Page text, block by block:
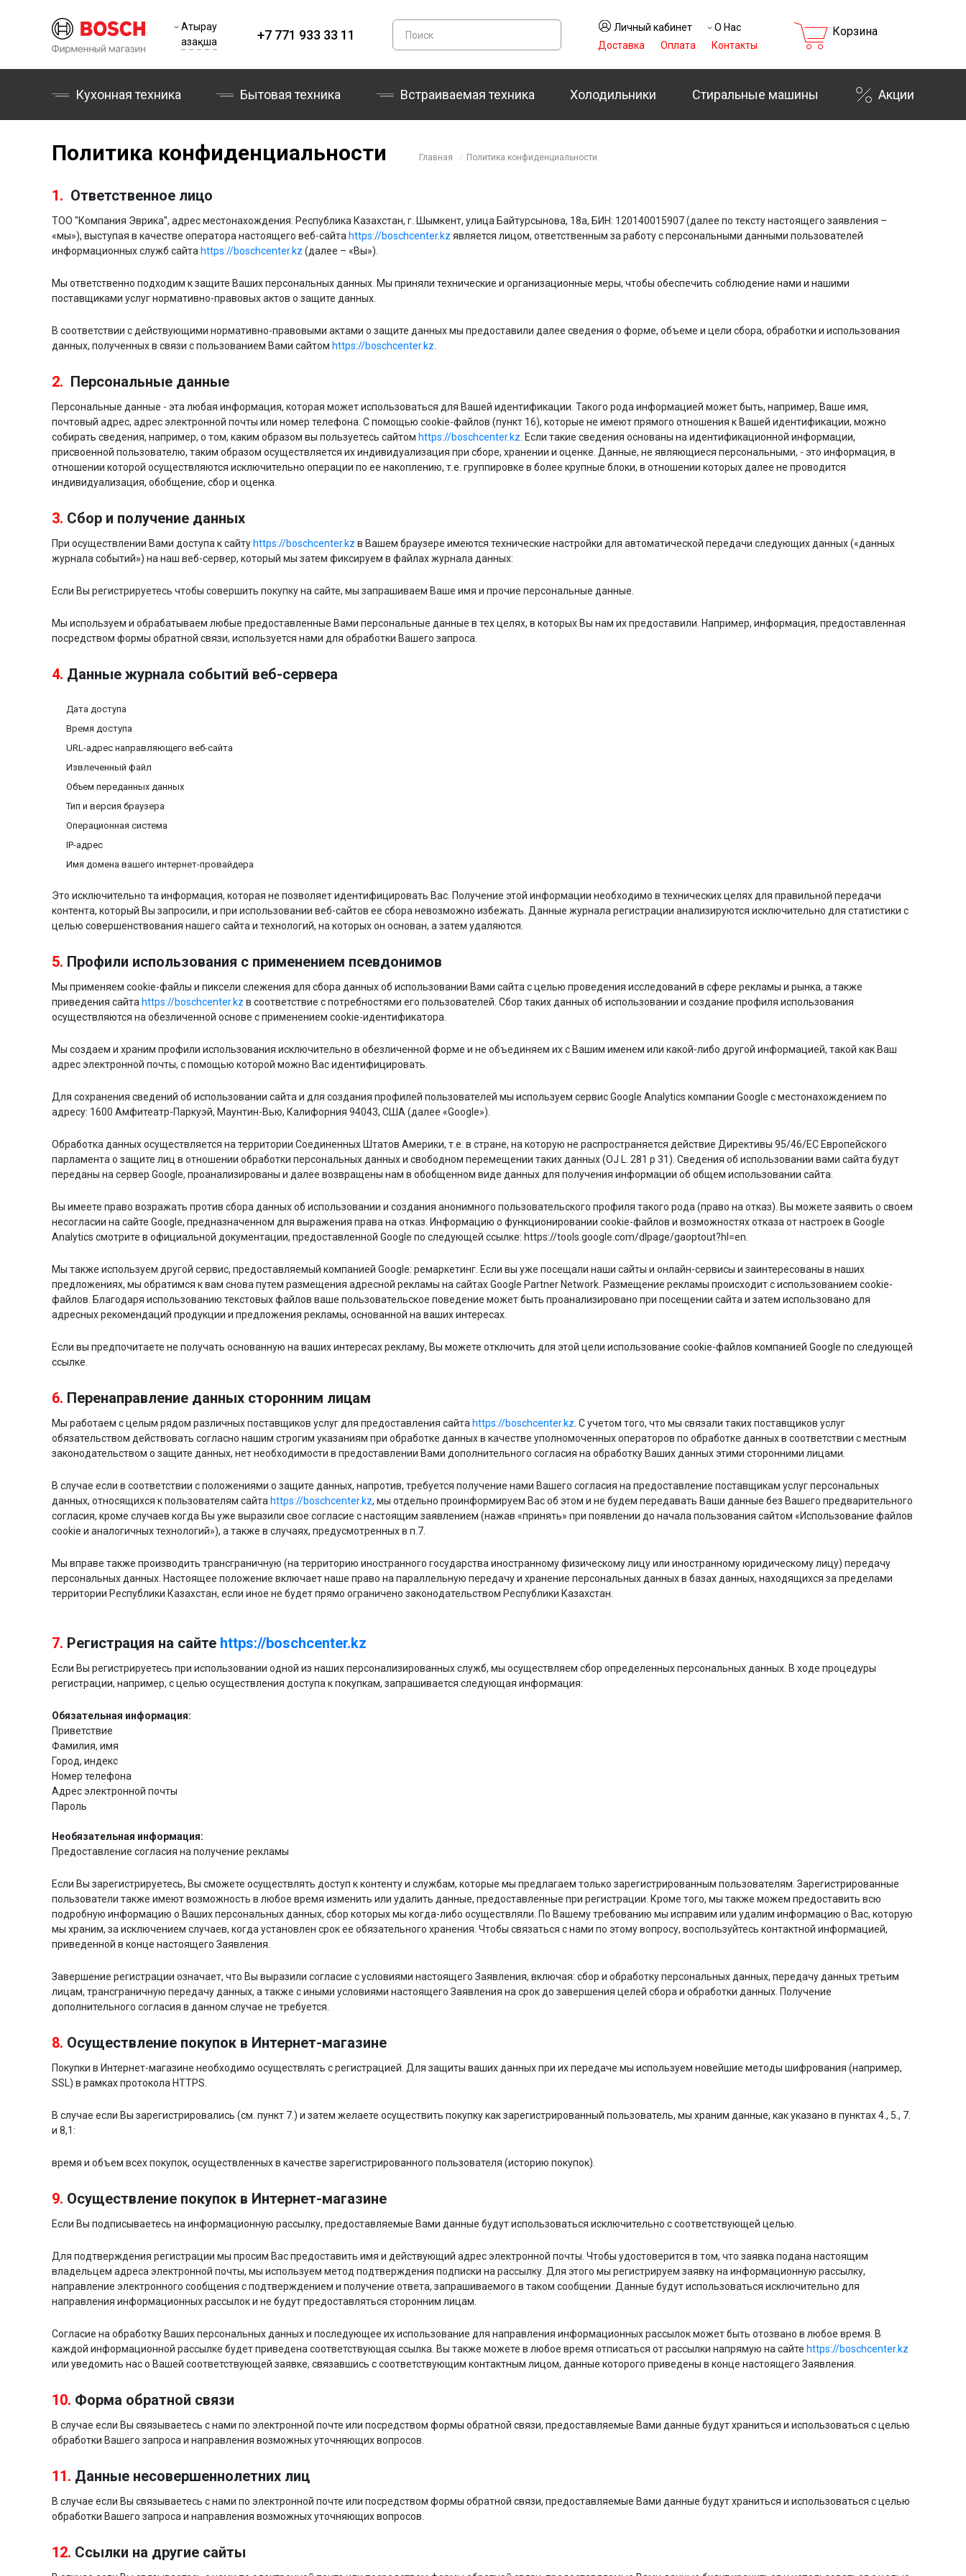
Атырау
Қазақша
+7 771 933 33 11
Личный кабинет
О Нас
Доставка
Оплата Контакты
Корзина
Кухонная техника Бытовая техника Холодильники Стиральные машины
Встраиваемая техника Акции
Политика конфиденциальности Главная Политика конфиденциальности
1. Ответственное лицо
ТОО "Компания Эврика", адрес местонахождения: Республика Казахстан, г. Шымкент, улица Байтурсынова, 18а, БИН: 120140015907 (далее по тексту настоящего заявления –
«мы»), выступая в качестве оператора настоящего веб-сайта https://boschcenter.kz является лицом, ответственным за работу с персональными данными пользователей
информационных служб сайта https://boschcenter.kz (далее – «Вы»).
Мы ответственно подходим к защите Ваших персональных данных. Мы приняли технические и организационные меры, чтобы обеспечить соблюдение нами и нашими
поставщиками услуг нормативно-правовых актов о защите данных.
В соответствии с действующими нормативно-правовыми актами о защите данных мы предоставили далее сведения о форме, объеме и цели сбора, обработки и использования
данных, полученных в связи с пользованием Вами сайтом https://boschcenter.kz
2. Персональные данные
Персональные данные - эта любая информация, которая может использоваться для Вашей идентификации. Такого рода информацией может быть, например, Ваше имя,
почтовый адрес, адрес электронной почты или номер телефона. С помощью cookie-файлов (пункт 16), которые не имеют прямого отношения к Вашей идентификации, можно
собирать сведения, например, о том, каким образом вы пользуетесь сайтом https://boschcenter.kz . Если такие сведения основаны на идентификационной информации,
присвоенной пользователю, таким образом осуществляется их индивидуализация при сборе, хранении и оценке. Данные, не являющиеся персональными, - это информация, в
отношении которой осуществляются исключительно операции по ее накоплению, т.е. группировке в более крупные блоки, в отношении которых далее не проводится
индивидуализация, обобщение, сбор и оценка.
3. Сбор и получение данных
При осуществлении Вами доступа к сайту https://boschcenter.kz в Вашем браузере имеются технические настройки для автоматической передачи следующих данных («данных
журнала событий») на наш веб-сервер, который мы затем фиксируем в файлах журнала данных:
Если Вы регистрируетесь чтобы совершить покупку на сайте, мы запрашиваем Ваше имя и прочие персональные данные.
Мы используем и обрабатываем любые предоставленные Вами персональные данные в тех целях, в которых Вы нам их предоставили. Например, информация, предоставленная
посредством формы обратной связи, используется нами для обработки Вашего запроса.
4. Данные журнала событий веб-сервера
Дата доступа
Время доступа
URL-адрес направляющего веб-сайта
Извлеченный файл
Объем переданных данных
Тип и версия браузера
Операционная система
IP-адрес
Имя домена вашего интернет-провайдера
Это исключительно та информация, которая не позволяет идентифицировать Вас. Получение этой информации необходимо в технических целях для правильной передачи
контента, который Вы запросили, и при использовании веб-сайтов ее сбора невозможно избежать. Данные журнала регистрации анализируются исключительно для статистики с
целью совершенствования нашего сайта и технологий, на которых он основан, а затем удаляются.
5. Профили использования с применением псевдонимов
Мы применяем cookie-файлы и пиксели слежения для сбора данных об использовании Вами сайта с целью проведения исследований в сфере рекламы и рынка, а также
приведения сайта https://boschcenter.kz в соответствие с потребностями его пользователей. Сбор таких данных об использовании и создание профиля использования
осуществляются на обезличенной основе с применением cookie-идентификатора.
Мы создаем и храним профили использования исключительно в обезличенной форме и не объединяем их с Вашим именем или какой-либо другой информацией, такой как Ваш
адрес электронной почты, с помощью которой можно Вас идентифицировать.
Для сохранения сведений об использовании сайта и для создания профилей пользователей мы используем сервис Google Analytics компании Google с местонахождением по
адресу: 1600 Амфитеатр-Паркуэй, Маунтин-Вью, Калифорния 94043, США (далее «Google»).
Обработка данных осуществляется на территории Соединенных Штатов Америки, т.е. в стране, на которую не распространяется действие Директивы 95/46/EC Европейского
парламента о защите лиц в отношении обработки персональных данных и свободном перемещении таких данных (OJ L. 281 p 31). Сведения об использовании вами сайта будут
переданы на сервер Google, проанализированы и далее возвращены нам в обобщенном виде данных для получения информации об общем использовании сайта.
Вы имеете право возражать против сбора данных об использовании и создания анонимного пользовательского профиля такого рода (право на отказ). Вы можете заявить о своем
несогласии на сайте Google, предназначенном для выражения права на отказ. Информацию о функционировании cookie-файлов и возможностях отказа от настроек в Google
Analytics смотрите в официальной документации, предоставленной Google по следующей ссылке: https://tools.google.com/dlpage/gaoptout?hl=en.
Мы также используем другой сервис, предоставляемый компанией Google: ремаркетинг. Если вы уже посещали наши сайты и онлайн-сервисы и заинтересованы в наших
предложениях, мы обратимся к вам снова путем размещения адресной рекламы на сайтах Google Partner Network. Размещение рекламы происходит с использованием cookie-
файлов. Благодаря использованию текстовых файлов ваше пользовательское поведение может быть проанализировано при посещении сайта и затем использовано для
адресных рекомендаций продукции и предложения рекламы, основанной на ваших интересах.
Если вы предпочитаете не получать основанную на ваших интересах рекламу, Вы можете отключить для этой цели использование cookie-файлов компанией Google по следующей
ссылке.
6. Перенаправление данных сторонним лицам
Мы работаем с целым рядом различных поставщиков услуг для предоставления сайта https://boschcenter.kz . С учетом того, что мы связали таких поставщиков услуг
обязательством действовать согласно нашим строгим указаниям при обработке данных в качестве уполномоченных операторов по обработке данных в соответствии с местным
законодательством о защите данных, нет необходимости в предоставлении Вами дополнительного согласия на обработку Ваших данных этими сторонними лицами.
В случае если в соответствии с положениями о защите данных, напротив, требуется получение нами Вашего согласия на предоставление поставщикам услуг персональных
данных, относящихся к пользователям сайта https://boschcenter.kz, мы отдельно проинформируем Вас об этом и не будем передавать Ваши данные без Вашего предварительного
согласия, кроме случаев когда Вы уже выразили свое согласие с настоящим заявлением (нажав «принять» при появлении до начала пользования сайтом «Использование файлов
cookie и аналогичных технологий»), а также в случаях, предусмотренных в п.7.
Мы вправе также производить трансграничную (на территорию иностранного государства иностранному физическому лицу или иностранному юридическому лицу) передачу
персональных данных. Настоящее положение включает наше право на параллельную передачу и хранение персональных данных в базах данных, находящихся за пределами
территории Республики Казахстан, если иное не будет прямо ограничено законодательством Республики Казахстан.
7. Регистрация на сайте https://boschcenter.kz
Если Вы регистрируетесь при использовании одной из наших персонализированных служб, мы осуществляем сбор определенных персональных данных. В ходе процедуры
регистрации, например, с целью осуществления доступа к покупкам, запрашивается следующая информация:
Обязательная информация:
Приветствие
Фамилия, имя
Город, индекс
Номер телефона
Адрес электронной почты
Пароль
Необязательная информация:
Предоставление согласия на получение рекламы
Если Вы зарегистрируетесь, Вы сможете осуществлять доступ к контенту и службам, которые мы предлагаем только зарегистрированным пользователям. Зарегистрированные
пользователи также имеют возможность в любое время изменить или удалить данные, предоставленные при регистрации. Кроме того, мы также можем предоставить всю
подробную информацию о Ваших персональных данных, сбор которых мы когда-либо осуществляли. По Вашему требованию мы исправим или удалим информацию о Вас, которую
мы храним, за исключением случаев, когда установлен срок ее обязательного хранения. Чтобы связаться с нами по этому вопросу, воспользуйтесь контактной информацией,
приведенной в конце настоящего Заявления.
Завершение регистрации означает, что Вы выразили согласие с условиями настоящего Заявления, включая: сбор и обработку персональных данных, передачу данных третьим
лицам, трансграничную передачу данных, а также с иными условиями настоящего Заявления на срок до завершения целей сбора и обработки данных. Получение
дополнительного согласия в данном случае не требуется.
8. Осуществление покупок в Интернет-магазине
Покупки в Интернет-магазине необходимо осуществлять с регистрацией. Для защиты ваших данных при их передаче мы используем новейшие методы шифрования (например,
SSL) в рамках протокола HTTPS.
В случае если Вы зарегистрировались (см. пункт 7.) и затем желаете осуществить покупку как зарегистрированный пользователь, мы храним данные, как указано в пунктах 4., 5., 7.
и 8,1:
время и объем всех покупок, осуществленных в качестве зарегистрированного пользователя (историю покупок).
9. Осуществление покупок в Интернет-магазине
Если Вы подписываетесь на информационную рассылку, предоставляемые Вами данные будут использоваться исключительно с соответствующей целью.
Для подтверждения регистрации мы просим Вас предоставить имя и действующий адрес электронной почты. Чтобы удостоверится в том, что заявка подана настоящим
владельцем адреса электронной почты, мы используем метод подтверждения подписки на рассылку. Для этого мы регистрируем заявку на информационную рассылку,
направление электронного сообщения с подтверждением и получение ответа, запрашиваемого в таком сообщении. Данные будут использоваться исключительно для
направления информационных рассылок и не будут предоставляться сторонним лицам.
Согласие на обработку Ваших персональных данных и последующее их использование для направления информационных рассылок может быть отозвано в любое время. В
каждой информационной рассылке будет приведена соответствующая ссылка. Вы также можете в любое время отписаться от рассылки напрямую на сайте https://boschcenter.kz
или уведомить нас о Вашей соответствующей заявке, связавшись с соответствующим контактным лицом, данные которого приведены в конце настоящего Заявления.
10. Форма обратной связи
В случае если Вы связываетесь с нами по электронной почте или посредством формы обратной связи, предоставляемые Вами данные будут храниться и использоваться с целью
обработки Вашего запроса и направления возможных уточняющих вопросов.
11. Данные несовершеннолетних лиц
В случае если Вы связываетесь с нами по электронной почте или посредством формы обратной связи, предоставляемые Вами данные будут храниться и использоваться с целью
обработки Вашего запроса и направления возможных уточняющих вопросов.
12. Ссылки на другие сайты